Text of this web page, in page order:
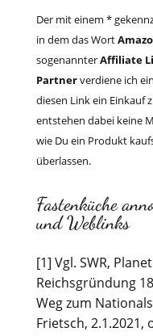
Der mit einem *
in dem das Wort
sogenannterAffiliate
Partnerverdiene ich
diesen Link ein Einkauf
entstehen dabei keine
wie Du ein Produkt
überlassen.
Fastenküche
und Weblinks
[1] Vgl. SWR,
Reichsgründung
Weg zum
Frietsch, 2.1.2021,